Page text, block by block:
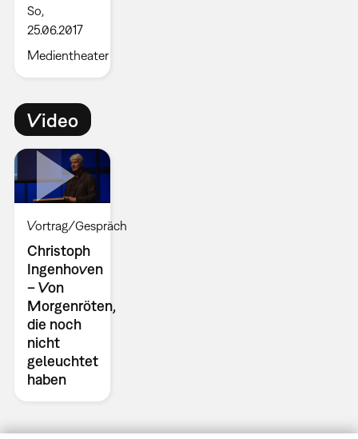
So,
25.06.2017
Medientheater
Video
Vortrag/Gespräch
Christoph
Ingenhoven
– Von
Morgenröten,
die noch
nicht
geleuchtet
haben